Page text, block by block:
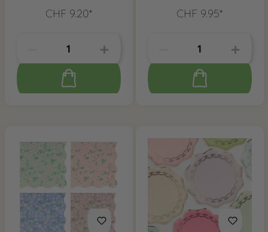
CHF 9.20* CHF 9.95*